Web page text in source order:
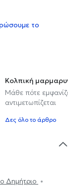
το
Κολπική
Μάθε πότε
αντιμετωπίζεται
Δες όλο το άρθρο
Δημήτριο